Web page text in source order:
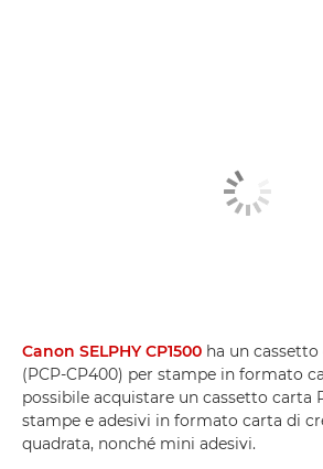
Canon SELPHY CP1500 ha un
(PCP-CP400) per stampe in formato
possibile acquistare un cassetto carta
stampe e adesivi in formato carta di
quadrata, nonché mini adesivi.